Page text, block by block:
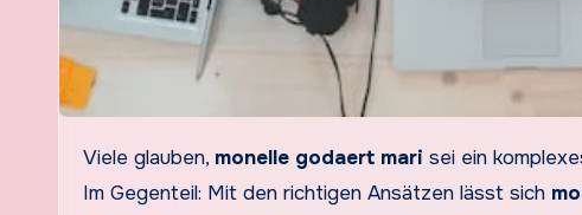
Viele glauben, monelle godaert mari sei ein
Im Gegenteil: Mit den richtigen Ansätzen lässt sich